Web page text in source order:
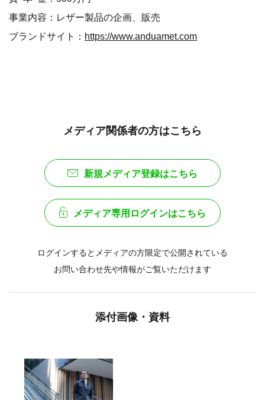
事業内容：レザー製品の企画、販売
ブランドサイト： https://www.anduamet.com
メディア関係者の方はこちら
新規メディア登録はこちら
メディア専用ログインはこちら
ログインするとメディアの方限定で公開されている
お問い合わせ先や情報がご覧いただけます
添付画像・資料